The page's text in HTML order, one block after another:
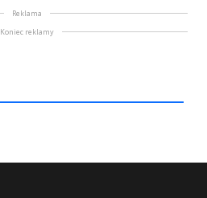
Reklama
Koniec reklamy